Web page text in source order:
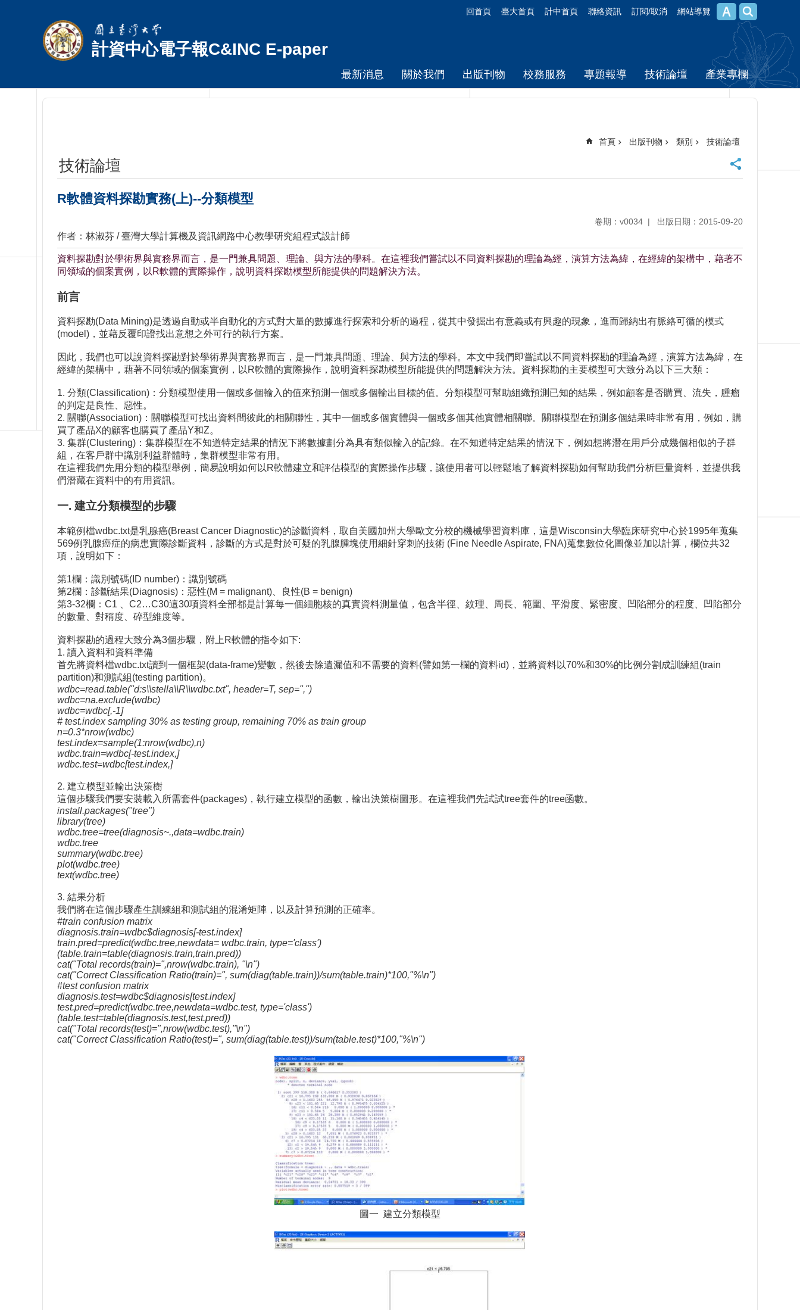
回首頁 臺大首頁 計中首頁 聯絡資訊 訂閱/取消 網站導覽
計資中心電子報C&INC E-paper
最新消息 關於我們 出版刊物 校務服務 專題報導 技術論壇 產業專欄
首頁 出版刊物 類別 技術論壇
技術論壇
R軟體資料探勘實務(上)--分類模型
卷期：v0034 出版日期：2015-09-20
作者：林淑芬 / 臺灣大學計算機及資訊網路中心教學研究組程式設計師
資料探勘對於學術界與實務界而言，是一門兼具問題、理論、與方法的學科。在這裡我們嘗試以不同資料探勘的理論為經，演算方法為緯，在經緯的架構中，藉著不
同領域的個案實例，以R軟體的實際操作，說明資料探勘模型所能提供的問題解決方法。
前言
資料探勘(Data Mining)是透過自動或半自動化的方式對大量的數據進行探索和分析的過程，從其中發掘出有意義或有興趣的現象，進而歸納出有脈絡可循的模式
(model)，並藉反覆印證找出意想之外可行的執行方案。
因此，我們也可以說資料探勘對於學術界與實務界而言，是一門兼具問題、理論、與方法的學科。本文中我們即嘗試以不同資料探勘的理論為經，演算方法為緯，在
經緯的架構中，藉著不同領域的個案實例，以R軟體的實際操作，說明資料探勘模型所能提供的問題解決方法。資料探勘的主要模型可大致分為以下三大類：
1. 分類(Classification)：分類模型使用一個或多個輸入的值來預測一個或多個輸出目標的值。分類模型可幫助組織預測已知的結果，例如顧客是否購買、流失，腫瘤
的判定是良性、惡性。
2. 關聯(Association)：關聯模型可找出資料間彼此的相關聯性，其中一個或多個實體與一個或多個其他實體相關聯。關聯模型在預測多個結果時非常有用，例如，購
買了產品X的顧客也購買了產品Y和Z。
3. 集群(Clustering)：集群模型在不知道特定結果的情況下將數據劃分為具有類似輸入的記錄。在不知道特定結果的情況下，例如想將潛在用戶分成幾個相似的子群
組，在客戶群中識別利益群體時，集群模型非常有用。
在這裡我們先用分類的模型舉例，簡易說明如何以R軟體建立和評估模型的實際操作步驟，讓使用者可以輕鬆地了解資料探勘如何幫助我們分析巨量資料，並提供我
們潛藏在資料中的有用資訊。
一. 建立分類模型的步驟
本範例檔wdbc.txt是乳腺癌(Breast Cancer Diagnostic)的診斷資料，取自美國加州大學歐文分校的機械學習資料庫，這是Wisconsin大學臨床研究中心於1995年蒐集
569例乳腺癌症的病患實際診斷資料，診斷的方式是對於可疑的乳腺腫塊使用細針穿刺的技術 (Fine Needle Aspirate, FNA)蒐集數位化圖像並加以計算，欄位共32
項，說明如下：
第1欄：識別號碼(ID number)：識別號碼
第2欄：診斷結果(Diagnosis)：惡性(M = malignant)、良性(B = benign)
第3-32欄：C1 、C2…C30這30項資料全部都是計算每一個細胞核的真實資料測量值，包含半徑、紋理、周長、範圍、平滑度、緊密度、凹陷部分的程度、凹陷部分
的數量、對稱度、碎型維度等。
資料探勘的過程大致分為3個步驟，附上R軟體的指令如下:
1. 讀入資料和資料準備
首先將資料檔wdbc.txt讀到一個框架(data-frame)變數，然後去除遺漏值和不需要的資料(譬如第一欄的資料id)，並將資料以70%和30%的比例分割成訓練組(train
partition)和測試組(testing partition)。
wdbc=read.table("d:s\\stella\\R\\wdbc.txt", header=T, sep=",")
wdbc=na.exclude(wdbc)
wdbc=wdbc[,-1]
# test.index sampling 30% as testing group, remaining 70% as train group
n=0.3*nrow(wdbc)
test.index=sample(1:nrow(wdbc),n)
wdbc.train=wdbc[-test.index,]
wdbc.test=wdbc[test.index,]
2. 建立模型並輸出決策樹
這個步驟我們要安裝載入所需套件(packages)，執行建立模型的函數，輸出決策樹圖形。在這裡我們先試試tree套件的tree函數。
install.packages("tree")
library(tree)
wdbc.tree=tree(diagnosis~.,data=wdbc.train)
wdbc.tree
summary(wdbc.tree)
plot(wdbc.tree)
text(wdbc.tree)
3. 結果分析
我們將在這個步驟產生訓練組和測試組的混淆矩陣，以及計算預測的正確率。
#train confusion matrix
diagnosis.train=wdbc$diagnosis[-test.index]
train.pred=predict(wdbc.tree,newdata= wdbc.train, type='class')
(table.train=table(diagnosis.train,train.pred))
cat("Total records(train)=",nrow(wdbc.train), "\n")
cat("Correct Classification Ratio(train)=", sum(diag(table.train))/sum(table.train)*100,"%\n")
#test confusion matrix
diagnosis.test=wdbc$diagnosis[test.index]
test.pred=predict(wdbc.tree,newdata=wdbc.test, type='class')
(table.test=table(diagnosis.test,test.pred))
cat("Total records(test)=",nrow(wdbc.test),"\n")
cat("Correct Classification Ratio(test)=", sum(diag(table.test))/sum(table.test)*100,"%\n")
圖一 建立分類模型